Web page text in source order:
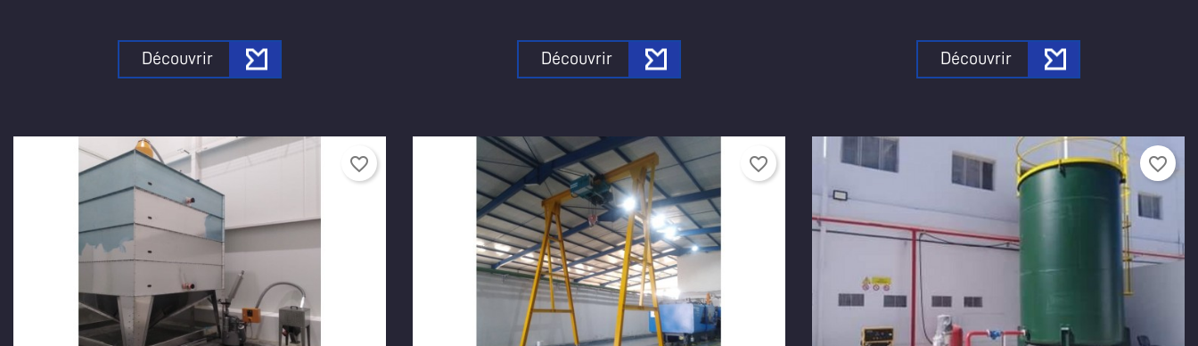
Découvrir Découvrir Découvrir
favorite_border favorite_border favorite_border